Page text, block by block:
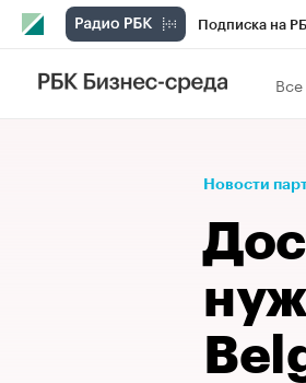
Подписка на
Телеканал
Спецпроекты
Рынок
Новости